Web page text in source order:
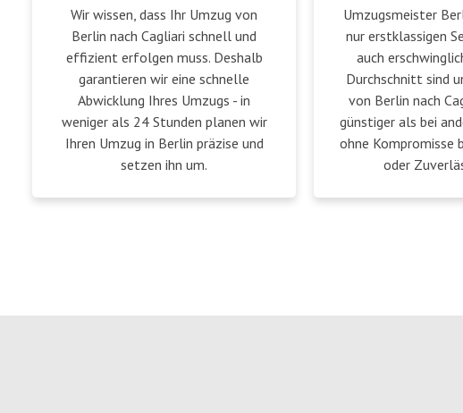
Wir wissen, dass Ihr Umzug von
Berlin nach Cagliari schnell und
effizient erfolgen muss. Deshalb
garantieren wir eine schnelle
Abwicklung Ihres Umzugs - in
weniger als 24 Stunden planen wir
Ihren Umzug in Berlin präzise und
setzen ihn um.
Umzugsmeister
nur erstklassigen
auch
Durchschnitt sind
von Berlin nach
günstiger als bei
ohne Kompromisse
oder